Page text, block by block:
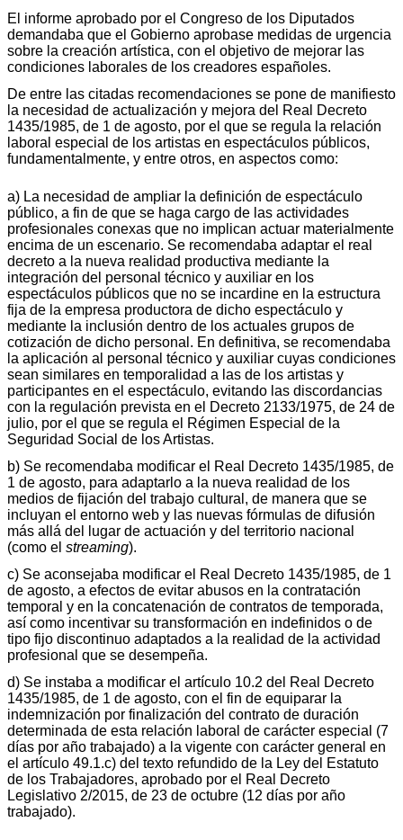
El informe aprobado por el Congreso de los Diputados
demandaba que el Gobierno aprobase medidas de urgencia
sobre la creación artística, con el objetivo de mejorar las
condiciones laborales de los creadores españoles.
De entre las citadas recomendaciones se pone de manifiesto
la necesidad de actualización y mejora del Real Decreto
1435/1985, de 1 de agosto, por el que se regula la relación
laboral especial de los artistas en espectáculos públicos,
fundamentalmente, y entre otros, en aspectos como:
a) La necesidad de ampliar la definición de espectáculo
público, a fin de que se haga cargo de las actividades
profesionales conexas que no implican actuar materialmente
encima de un escenario. Se recomendaba adaptar el real
decreto a la nueva realidad productiva mediante la
integración del personal técnico y auxiliar en los
espectáculos públicos que no se incardine en la estructura
fija de la empresa productora de dicho espectáculo y
mediante la inclusión dentro de los actuales grupos de
cotización de dicho personal. En definitiva, se recomendaba
la aplicación al personal técnico y auxiliar cuyas condiciones
sean similares en temporalidad a las de los artistas y
participantes en el espectáculo, evitando las discordancias
con la regulación prevista en el Decreto 2133/1975, de 24 de
julio, por el que se regula el Régimen Especial de la
Seguridad Social de los Artistas.
b) Se recomendaba modificar el Real Decreto 1435/1985, de
1 de agosto, para adaptarlo a la nueva realidad de los
medios de fijación del trabajo cultural, de manera que se
incluyan el entorno web y las nuevas fórmulas de difusión
más allá del lugar de actuación y del territorio nacional
(como el streaming).
c) Se aconsejaba modificar el Real Decreto 1435/1985, de 1
de agosto, a efectos de evitar abusos en la contratación
temporal y en la concatenación de contratos de temporada,
así como incentivar su transformación en indefinidos o de
tipo fijo discontinuo adaptados a la realidad de la actividad
profesional que se desempeña.
d) Se instaba a modificar el artículo 10.2 del Real Decreto
1435/1985, de 1 de agosto, con el fin de equiparar la
indemnización por finalización del contrato de duración
determinada de esta relación laboral de carácter especial (7
días por año trabajado) a la vigente con carácter general en
el artículo 49.1.c) del texto refundido de la Ley del Estatuto
de los Trabajadores, aprobado por el Real Decreto
Legislativo 2/2015, de 23 de octubre (12 días por año
trabajado).